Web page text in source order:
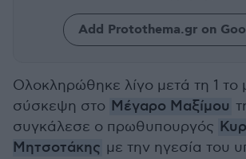
Add Protothema.gr on
Oλοκληρώθηκε λίγο μετά τη 1 το
σύσκεψη στο Μέγαρο Μαξίμου
συγκάλεσε ο πρωθυπουργός
Μητσοτάκης με την ηγεσία του